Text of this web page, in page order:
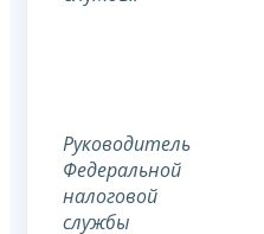
Руководитель
Федеральной
налоговой
службы